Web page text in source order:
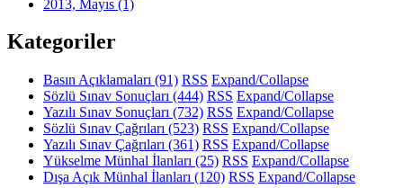
2013, Mayıs (1)
Kategoriler
Basın Açıklamaları (91) RSS Expand/Collapse
Sözlü Sınav Sonuçları (444) RSS Expand/Collapse
Yazılı Sınav Sonuçları (732) RSS Expand/Collapse
Sözlü Sınav Çağrıları (523) RSS Expand/Collapse
Yazılı Sınav Çağrıları (361) RSS Expand/Collapse
Yükselme Münhal İlanları (25) RSS Expand/Collapse
Dışa Açık Münhal İlanları (120) RSS Expand/Collapse